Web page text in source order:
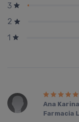
3
2
1
Ana Karina
Farmacia